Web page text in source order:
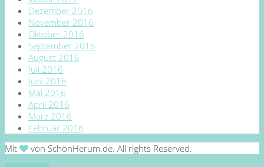
Dezember 2016
November 2016
Oktober 2016
September 2016
August 2016
Juli 2016
Juni 2016
Mai 2016
April 2016
März 2016
Februar 2016
Mit
von SchönHerum.de. All rights Reserved.